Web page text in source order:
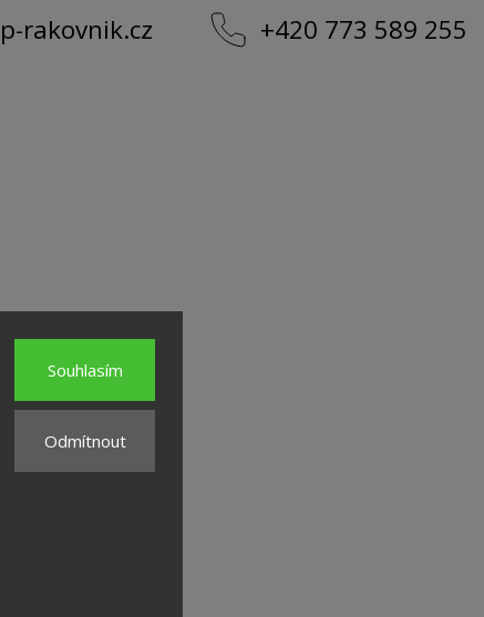
Odmítnout
Souhlasím
rakovnik.cz +420 773 589 255